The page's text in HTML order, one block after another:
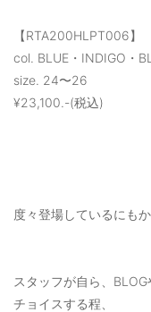
【RTA200HLPT006】
col. BLUE・INDIGO・
size. 24〜26
¥23,100.-(税込)
度々登場しているにも
スタッフが自ら、
チョイスする程、